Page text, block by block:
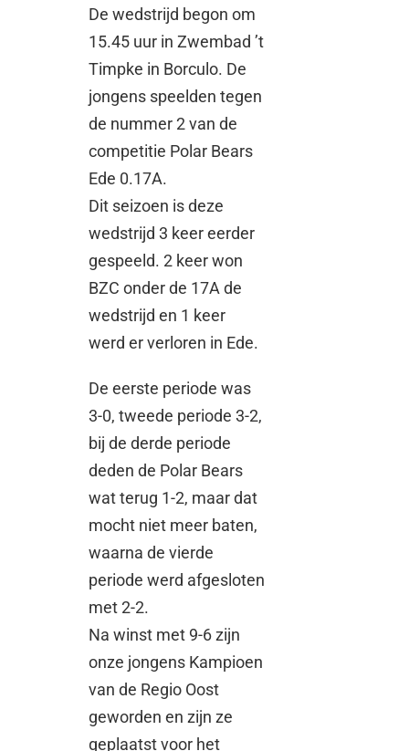
De wedstrijd begon om
15.45 uur in Zwembad ’t
Timpke in Borculo. De
jongens speelden tegen
de nummer 2 van de
competitie Polar Bears
Ede 0.17A.
Dit seizoen is deze
wedstrijd 3 keer eerder
gespeeld. 2 keer won
BZC onder de 17A de
wedstrijd en 1 keer
werd er verloren in Ede.
De eerste periode was
3-0, tweede periode 3-2,
bij de derde periode
deden de Polar Bears
wat terug 1-2, maar dat
mocht niet meer baten,
waarna de vierde
periode werd afgesloten
met 2-2.
Na winst met 9-6 zijn
onze jongens Kampioen
van de Regio Oost
geworden en zijn ze
geplaatst voor het